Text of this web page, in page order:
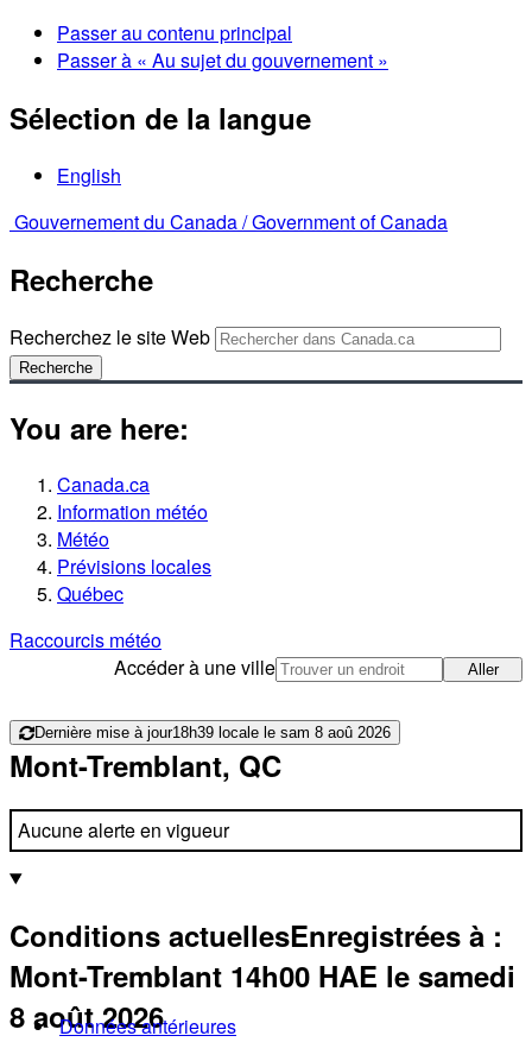
Passer au contenu principal
Passer à « Au sujet du gouvernement »
Sélection de la langue
English
Gouvernement du Canada /Government of Canada
Recherche
Recherchez le site Web
Recherche
You are here:
Canada.ca
Information météo
Météo
Prévisions locales
Québec
Raccourcis météo
Accéder à une ville
Aller
Dernière mise à jour18h39 locale le sam 8 aoû 2026
Mont-Tremblant, QC
Aucune alerte en vigueur
Conditions actuellesEnregistrées à :
Mont-Tremblant 14h00 HAE le samedi
8 août 2026
Données antérieures